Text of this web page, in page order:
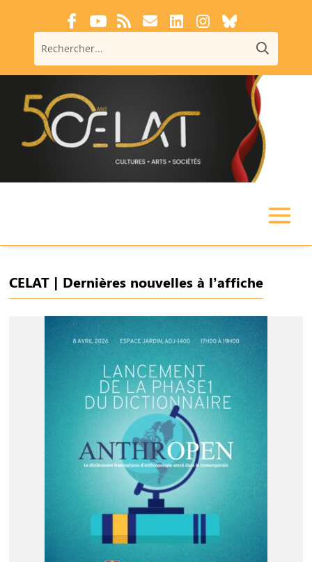
CELAT | Dernières nouvelles à l’affiche